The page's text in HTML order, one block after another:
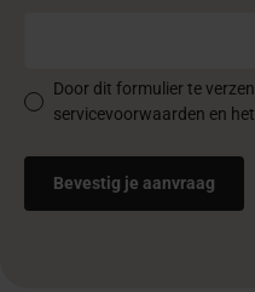
Door dit formulier te
servicevoorwaarden en